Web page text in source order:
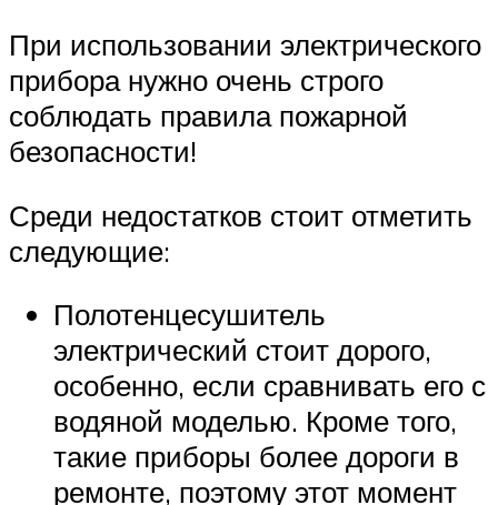
При использовании электрического
прибора нужно очень строго
соблюдать правила пожарной
безопасности!
Среди недостатков стоит отметить
следующие:
Полотенцесушитель
электрический стоит дорого,
особенно, если сравнивать его с
водяной моделью. Кроме того,
такие приборы более дороги в
ремонте, поэтому этот момент